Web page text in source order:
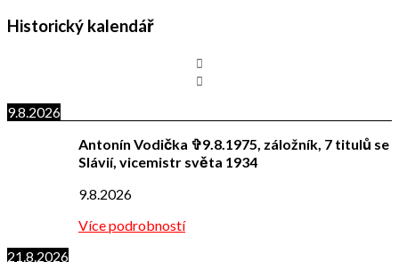
Historický kalendář
9.8.2026
Antonín Vodička ✞9.8.1975, záložník, 7 titulů se
Slávií, vicemistr světa 1934
9.8.2026
Více podrobností
21.8.2026